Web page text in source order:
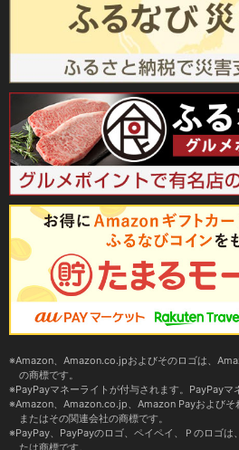
Amazon、Amazon.co.jpおよびそのロゴは、
の商標です。
PayPayマネーライトが付与されます。PayPayマ
Amazon、Amazon.co.jp、Amazon Payおよび
またはその関連会社の商標です。
PayPay、PayPayのロゴ、ペイペイ、Ｐのロゴは
たは商標です。